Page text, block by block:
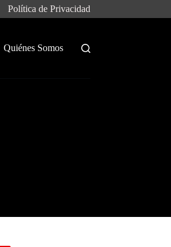
Política de Privacidad
Quiénes Somos